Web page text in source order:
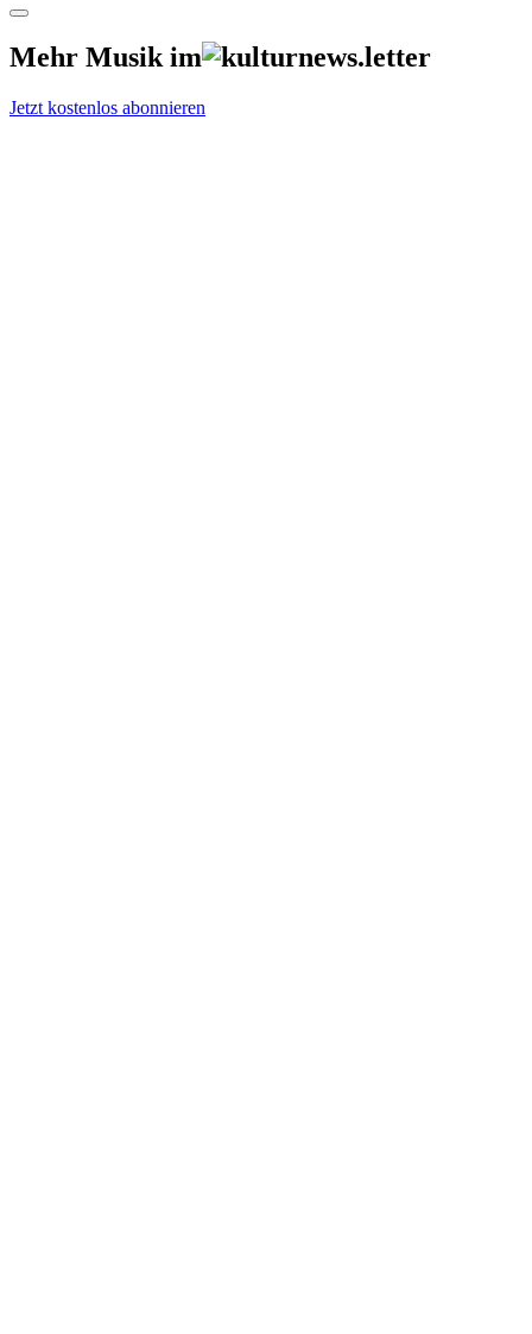
Mehr Musik im
Jetzt kostenlos abonnieren